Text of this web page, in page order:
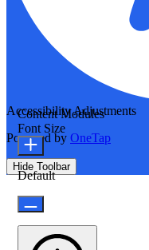
Accessibility Adjustments
Powered by OneTap
Hide Toolbar
Content Modules
Font Size
Default